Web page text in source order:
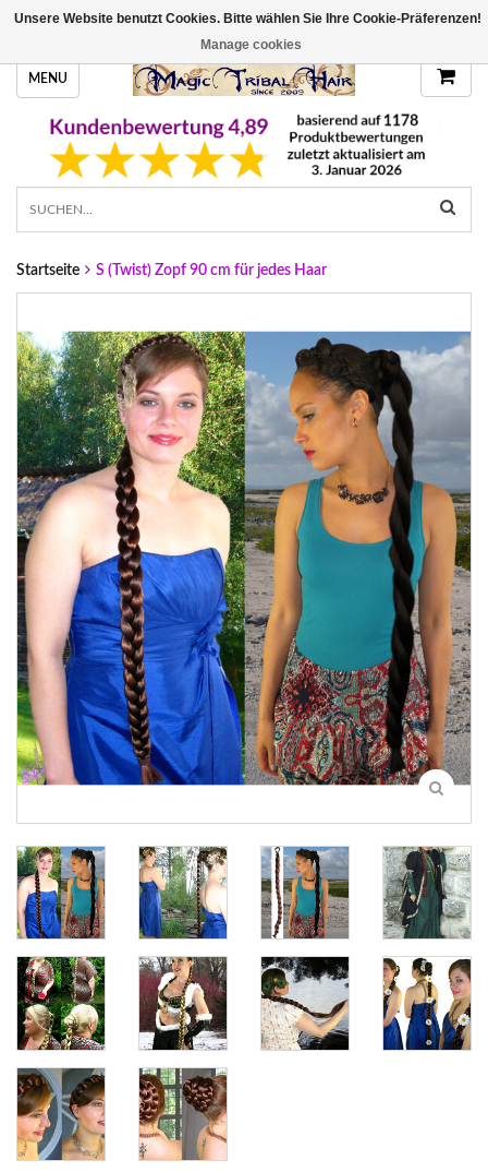
HANDGEFERTIGTE HAARTEILE, DEINE FARBE
MENU
Startseite S (Twist) Zopf 90 cm für jedes Haar
Unsere Website benutzt Cookies. Bitte wählen Sie Ihre Cookie-Präferenzen!
Manage cookies